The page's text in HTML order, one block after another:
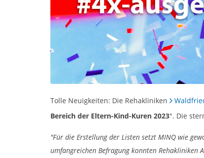
Tolle Neuigkeiten: Die Rehakliniken
Bereich der Eltern-Kind-Kuren 2023". Die
"Für die Erstellung der Listen setzt MINQ wie
umfangreichen Befragung konnten Rehakliniken